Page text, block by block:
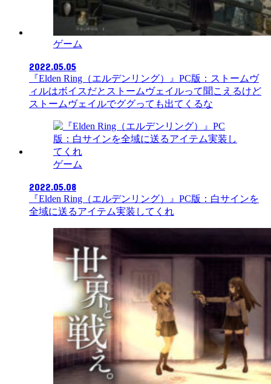
ゲーム
2022.05.05
『Elden Ring（エルデンリング）』PC版：ストームヴ
ィルはボイスだとストームヴェイルって聞こえるけど
ストームヴェイルでググっても出てくるな
ゲーム
2022.05.08
『Elden Ring（エルデンリング）』PC版：白サインを
全域に送るアイテム実装してくれ